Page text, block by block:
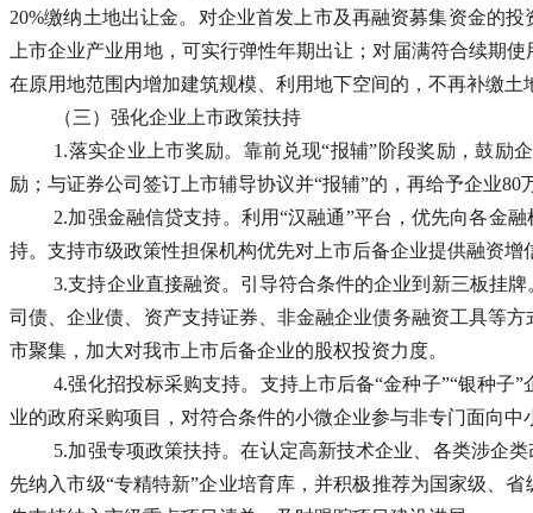
20%缴纳土地出让金。对企业首发上市及再融资募集资金的
上市企业产业用地，可实行弹性年期出让；对届满符合续期
在原用地范围内增加建筑规模、利用地下空间的，不再补缴土
（三）强化企业上市政策扶持
1.落实企业上市奖励。靠前兑现“报辅”阶段奖励，鼓励
励；与证券公司签订上市辅导协议并“报辅”的，再给予企业80
2.加强金融信贷支持。利用“汉融通”平台，优先向各金
持。支持市级政策性担保机构优先对上市后备企业提供融资
3.支持企业直接融资。引导符合条件的企业到新三板挂
司债、企业债、资产支持证券、非金融企业债务融资工具等
市聚集，加大对我市上市后备企业的股权投资力度。
4.强化招投标采购支持。支持上市后备“金种子”“银种
业的政府采购项目，对符合条件的小微企业参与非专门面向
5.加强专项政策扶持。在认定高新技术企业、各类涉企
先纳入市级“专精特新”企业培育库，并积极推荐为国家级、